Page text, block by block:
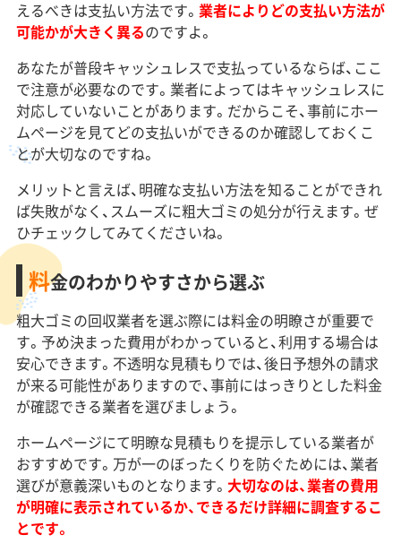
えるべきは支払い方法です。 業者によりどの支払い方法が
可能かが大きく異るのですよ。
あなたが普段キャッシュレスで支払っているならば、ここ
で注意が必要なのです。業者によってはキャッシュレスに
対応していないことがあります。だからこそ、事前にホー
ムページを見てどの支払いができるのか確認しておくこ
とが大切なのですね。
メリットと言えば、明確な支払い方法を知ることができれ
ば失敗がなく、スムーズに粗大ゴミの処分が行えます。ぜ
ひチェックしてみてくださいね。
料金のわかりやすさから選ぶ
粗大ゴミの回収業者を選ぶ際には料金の明瞭さが重要で
す。予め決まった費用がわかっていると、利用する場合は
安心できます。不透明な見積もりでは、後日予想外の請求
が来る可能性がありますので、事前にはっきりとした料金
が確認できる業者を選びましょう。
ホームページにて明瞭な見積もりを提示している業者が
おすすめです。万が一のぼったくりを防ぐためには、業者
選びが意義深いものとなります。 大切なのは、業者の費用
が明確に表示されているか、できるだけ詳細に調査するこ
とです。